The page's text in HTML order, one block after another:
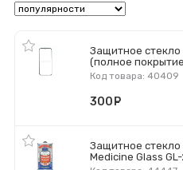
Защитное стекло
(полное
Код товара: 40409
300
Защитное стекло
Medicine Glass